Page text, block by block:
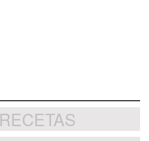
RECETAS